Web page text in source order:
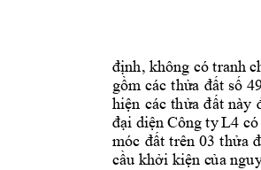
định, không có tranh
gồm các thửa đất số
hiện các thửa đất này
đại diện Công ty L4
móc đất trên 03 thửa
cầu khởi kiện của